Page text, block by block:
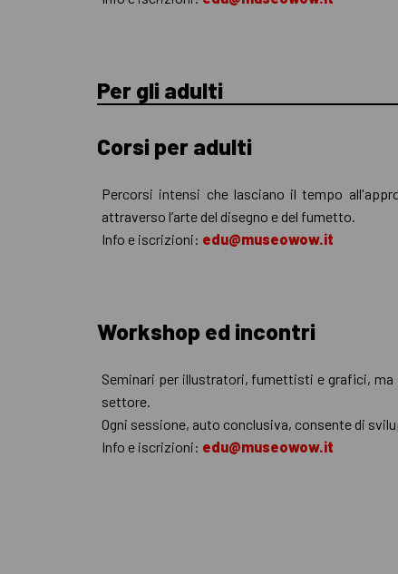
Per gli adulti
Corsi per adulti
Percorsi intensi che lasciano il tempo
attraverso l’arte del disegno e del fumetto.
Info e iscrizioni: edu@museowow.it
Workshop ed incontri
Seminari per illustratori, fumettisti e grafici,
settore.
Ogni sessione, auto conclusiva, consente di
Info e iscrizioni: edu@museowow.it